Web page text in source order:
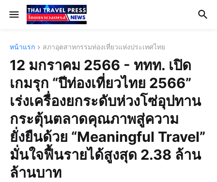
หน้าแรก สภาอุตสาหกรรมท่องเที่ยวแห่งประเทศไทย
12 มกราคม 2566 - ททท. เปิด
เกมรุก “ปีท่องเที่ยวไทย 2566”
เร่งเครื่องยกระดับห่วงโซ่อุปทาน
กระตุ้นตลาดคุณภาพสู่ความ
ยั่งยืนด้วย “Meaningful Travel”
มั่นใจฟื้นรายได้สูงสุด 2.38 ล้าน
ล้านบาท